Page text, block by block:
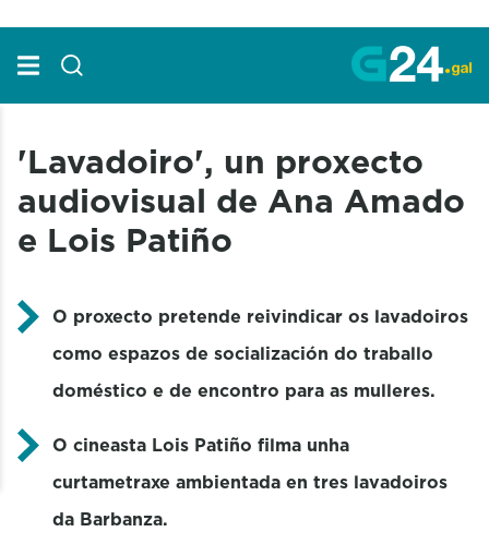
'Lavadoiro', un proxecto
audiovisual de Ana Amado
e Lois Patiño
O proxecto pretende reivindicar os lavadoiros
como espazos de socialización do traballo
doméstico e de encontro para as mulleres.
O cineasta Lois Patiño filma unha
curtametraxe ambientada en tres lavadoiros
da Barbanza.